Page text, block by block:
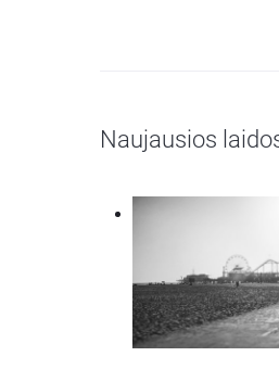
Naujausios